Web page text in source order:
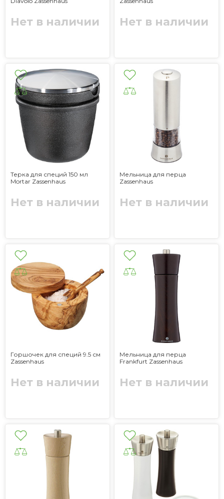
Нет в наличии Нет в наличии
Терка для специй 150 мл
Mortar Zassenhaus
Нет в наличии
Мельница для перца
Zassenhaus
Нет в наличии
Горшочек для специй 9.5 см
Zassenhaus
Нет в наличии
Мельница для перца
Frankfurt Zassenhaus
Нет в наличии